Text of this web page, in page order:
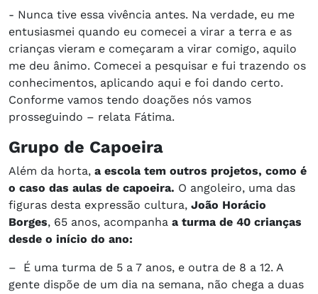
- Nunca tive essa vivência antes. Na verdade, eu me
entusiasmei quando eu comecei a virar a terra e as
crianças vieram e começaram a virar comigo, aquilo
me deu ânimo. Comecei a pesquisar e fui trazendo os
conhecimentos, aplicando aqui e foi dando certo.
Conforme vamos tendo doações nós vamos
prosseguindo – relata Fátima.
Grupo de Capoeira
Além da horta, a escola tem outros projetos, como é
o caso das aulas de capoeira. O angoleiro, uma das
figuras desta expressão cultura, João Horácio
Borges, 65 anos, acompanha a turma de 40 crianças
desde o início do ano:
– É uma turma de 5 a 7 anos, e outra de 8 a 12. A
gente dispõe de um dia na semana, não chega a duas